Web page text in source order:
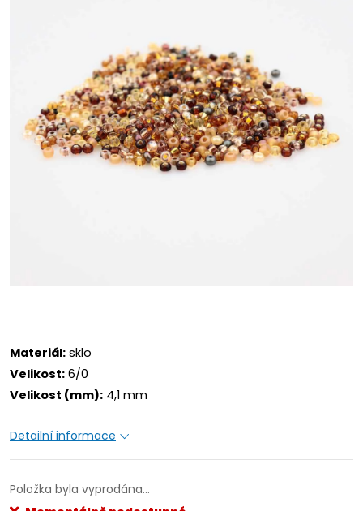
Materiál: sklo
Velikost: 6/0
Velikost (mm): 4,1 mm
Detailní informace
Položka byla vyprodána…